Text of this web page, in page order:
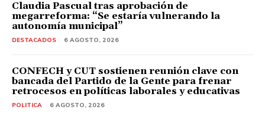
Claudia Pascual tras aprobación de
megarreforma: “Se estaría vulnerando la
autonomía municipal”
DESTACADOS 6 AGOSTO, 2026
CONFECH y CUT sostienen reunión clave con
bancada del Partido de la Gente para frenar
retrocesos en políticas laborales y educativas
POLITICA 6 AGOSTO, 2026